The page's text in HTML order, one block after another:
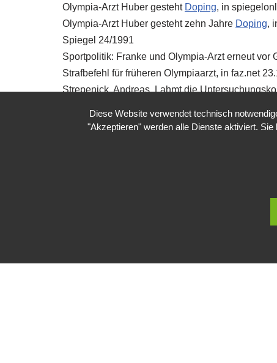
Olympia-Arzt Huber gesteht Doping, in
Olympia-Arzt Huber gesteht zehn Jahre Doping,
Spiegel 24/1991
Sportpolitik: Franke und Olympia-Arzt erneut vor
Strafbefehl für früheren Olympiaarzt, in faz.net
Strepenick, Andreas, Lahmt die
Wikipedia:
Doping -Affäre Team Telekom
Diese Website verwendet technisch
"Akzeptieren" werden alle Dienste aktiviert.